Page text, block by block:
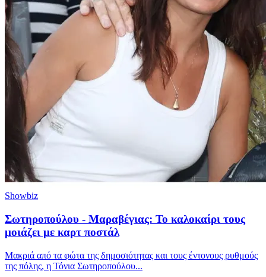
Showbiz
Σωτηροπούλου - Μαραβέγιας: Το καλοκαίρι τους
μοιάζει με καρτ ποστάλ
Μακριά από τα φώτα της δημοσιότητας και τους έντονους ρυθμούς
της πόλης, η Τόνια Σωτηροπούλου...